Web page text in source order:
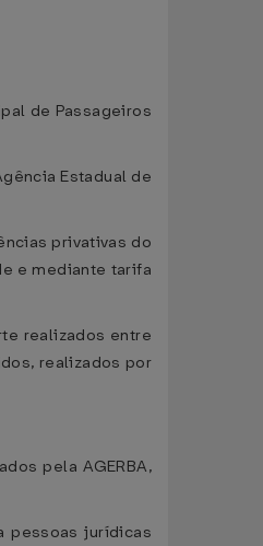
de Passageiros
Estadual de
privativas do
e mediante tarifa
realizados entre
realizados por
pela AGERBA,
pessoas jurídicas